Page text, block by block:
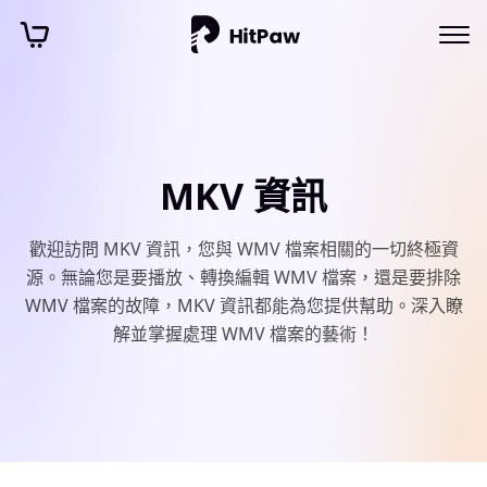
MKV 資訊
歡迎訪問 MKV 資訊，您與 WMV 檔案相關的一切終極資
源。無論您是要播放、轉換編輯 WMV 檔案，還是要排除
WMV 檔案的故障，MKV 資訊都能為您提供幫助。深入瞭
解並掌握處理 WMV 檔案的藝術！